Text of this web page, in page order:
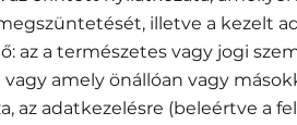
illetve a kezelt
az a természetes vagy jogi
vagy amely önállóan vagy
az adatkezelésre (beleértve a